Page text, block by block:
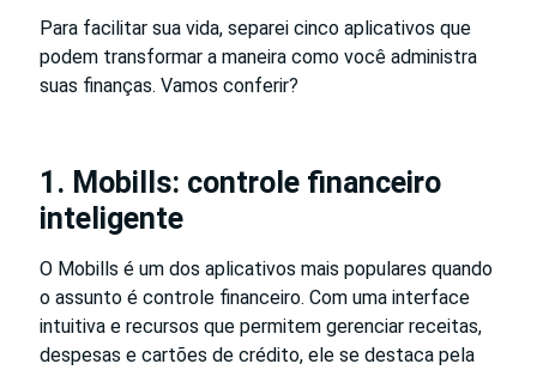
Para facilitar sua vida, separei cinco aplicativos que
podem transformar a maneira como você administra
suas finanças. Vamos conferir?
1. Mobills: controle financeiro
inteligente
O Mobills é um dos aplicativos mais populares quando
o assunto é controle financeiro. Com uma interface
intuitiva e recursos que permitem gerenciar receitas,
despesas e cartões de crédito, ele se destaca pela